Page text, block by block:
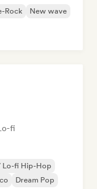
Rock
New wave
fi
Lo-fi Hip-Hop
Dream Pop